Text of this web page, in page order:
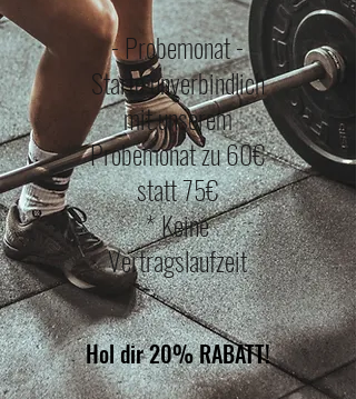
- Probemonat -
Starte unverbindlich
mit unserem
Probemonat zu 60€
statt 75€
* Keine
Vertragslaufzeit
Hol dir 20% RABATT!